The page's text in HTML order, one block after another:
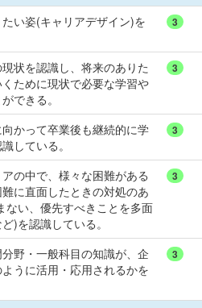
い姿(キャリアデザイン)を
3
状を認識し、将来のありた
ために現状で必要な学習や
できる。
3
かって卒業後も継続的に学
している。
3
の中で、様々な困難がある
に直面したときの対処のあ
ない、優先すべきことを多面
)を認識している。
3
野・一般科目の知識が、企
うに活用・応用されるかを
3